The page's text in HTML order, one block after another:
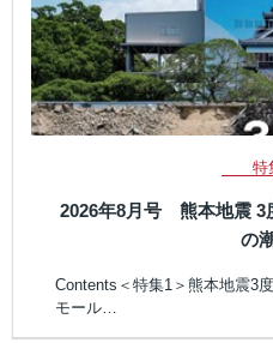
特
2026年8月号 熊本地震 3
の
Contents＜特集1＞熊本地震3
モール…